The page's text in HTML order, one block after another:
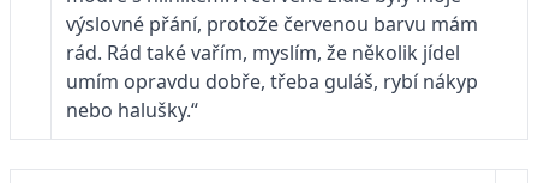
výslovné přání, protože červenou barvu mám
rád. Rád také vařím, myslím, že několik jídel
umím opravdu dobře, třeba guláš, rybí nákyp
nebo halušky.“